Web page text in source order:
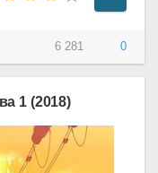
6 281 0
1 (2018)